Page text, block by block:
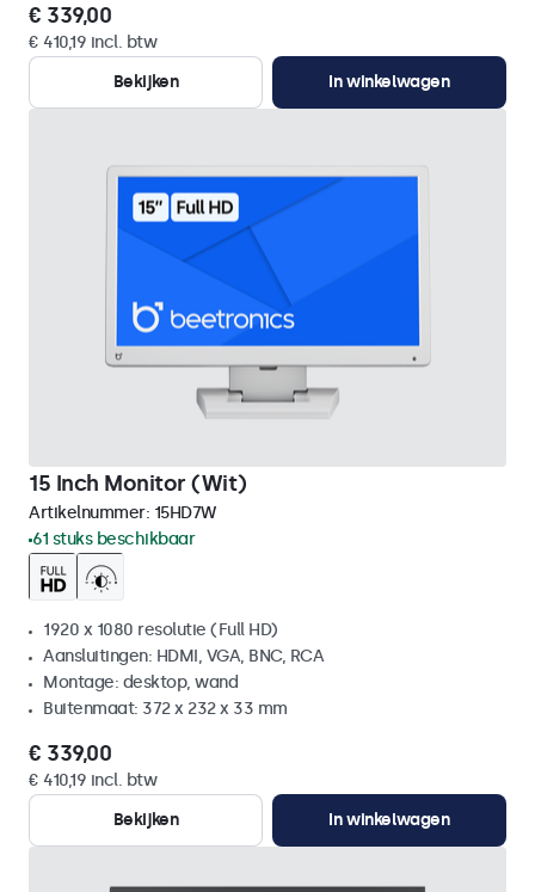
€ 339,00
€ 410,19 incl. btw
Bekijken
In winkelwagen
15 Inch Monitor (Wit)
Artikelnummer: 15HD7W
61 stuks beschikbaar
1920 x 1080 resolutie (Full HD)
Aansluitingen: HDMI, VGA, BNC, RCA
Montage: desktop, wand
Buitenmaat: 372 x 232 x 33 mm
€ 339,00
€ 410,19 incl. btw
Bekijken
In winkelwagen